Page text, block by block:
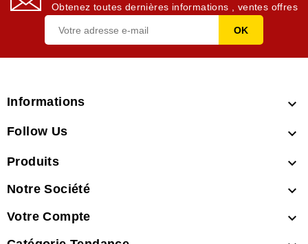
Obtenez toutes dernières informations , ventes offres
Informations 
Follow Us 
Produits 
Notre Société 
Votre Compte 